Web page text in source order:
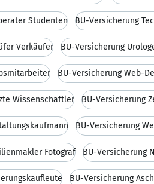
Studenten BU-Versicherung
Verkäufer BU-Versicherung
BU-Versicherung Web-
Wissenschaftler BU-Versicherung
BU-Versicherung
Fotograf BU-Versicherung
BU-Versicherung